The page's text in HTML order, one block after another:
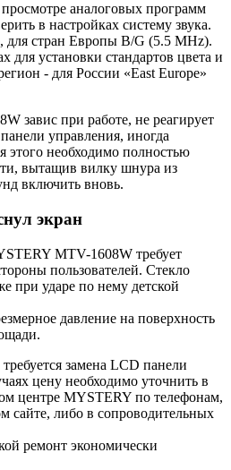
аналоговых программ
в настройках систему звука.
стран Европы B/G (5.5 MHz).
для установки стандартов цвета и
- для России «East Europe»
завис при работе, не реагирует
управления, иногда
этого необходимо полностью
вытащив вилку шнура из
включить вновь.
экран
MTV-1608W требует
пользователей. Стекло
при ударе по нему детской
давление на поверхность
замена LCD панели
цену необходимо уточнить в
центре MYSTERY по телефонам,
сайте, либо в сопроводительных
ремонт экономически